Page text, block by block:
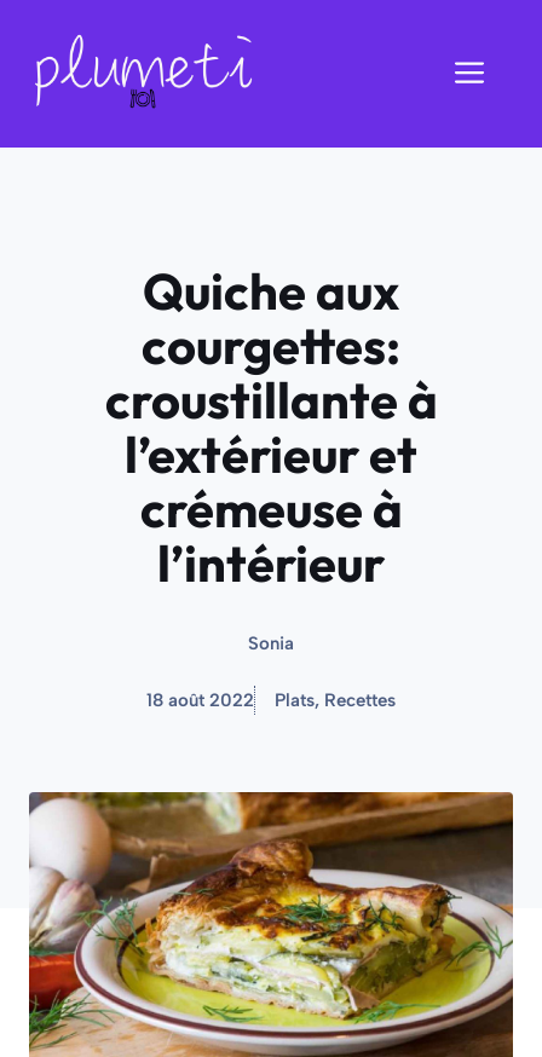
contenu
Quiche aux
courgettes:
croustillante à
l’extérieur et
crémeuse à
l’intérieur
Sonia
18 août 2022 Plats, Recettes